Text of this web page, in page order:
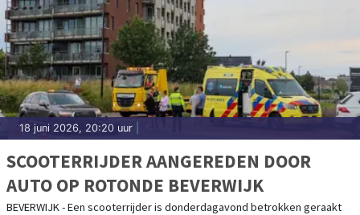
18 juni 2026, 20:20 uur
SCOOTERRIJDER AANGEREDEN DOOR
AUTO OP ROTONDE BEVERWIJK
BEVERWIJK - Een scooterrijder is donderdagavond betrokken geraakt